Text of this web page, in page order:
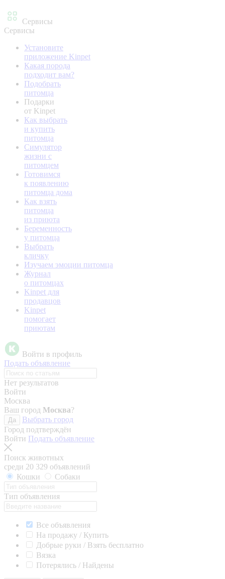
Сервисы
Сервисы
Установите
приложение Kinpet
Какая порода
подходит вам?
Подобрать
питомца
Подарки
от Kinpet
Как выбрать
и купить
питомца
Симулятор
жизни с
питомцем
Готовимся
к появлению
питомца дома
Как взять
питомца
из приюта
Беременность
у питомца
Выбрать
кличку
Изучаем эмоции питомца
Журнал
о питомцах
Kinpet для
продавцов
Kinpet
помогает
приютам
Войти в профиль
Подать объявление
Нет результатов
Войти
Москва
Ваш город Москва?
Да
Выбрать город
Город подтверждён
Войти Подать объявление
Поиск животных
среди 20 329 объявлений
Кошки
Собаки
Тип объявления
Все объявления
На продажу / Купить
Добрые руки / Взять бесплатно
Вязка
Потерялись / Найдены